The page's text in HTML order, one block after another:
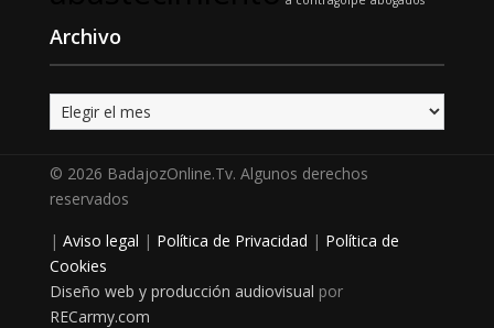
Archivo
Archivo
© 2026 BadajozOnline.Tv. Algunos derechos
reservados
| Aviso legal | Política de Privacidad | Política de
Cookies
Diseño web y producción audiovisual por
RECarmy.com